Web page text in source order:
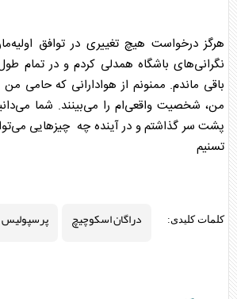
هرگز درخواست هیچ تغییری در توافق
نگرانی‌های باشگاه همدلی کردم و در تمام
باقی ماندم. ممنونم از هوادارانی که حامی
من، شخصیت واقعی‌ام را می‌بینند. شما
پشت سر گذاشتم و در آینده چه چیزهایی
تسنیم
کلمات کلیدی: دراگان اسکوچیچ پرسپولیس